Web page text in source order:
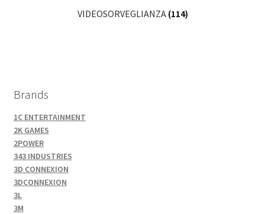
VIDEOSORVEGLIANZA (114)
Brands
1C ENTERTAINMENT
2K GAMES
2POWER
343 INDUSTRIES
3D CONNEXION
3DCONNEXION
3L
3M